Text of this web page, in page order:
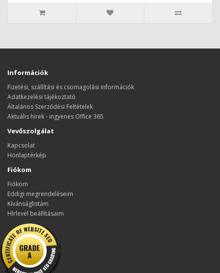
Információk
Fizetési, szállítási és csomagolási információk
Adatkezelési tájékoztató
Általános Szerződési Feltételek
Aktuális hírek - ingyenes Office 365
Vevőszolgálat
Kapcsolat
Honlaptérkép
Fiókom
Fiókom
Eddigi megrendeléseim
Kívánságlistám
Hírlevél beállításaim